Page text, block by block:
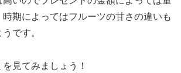
期によってはフルーツの甘さの違いも
です。
見てみましょう！